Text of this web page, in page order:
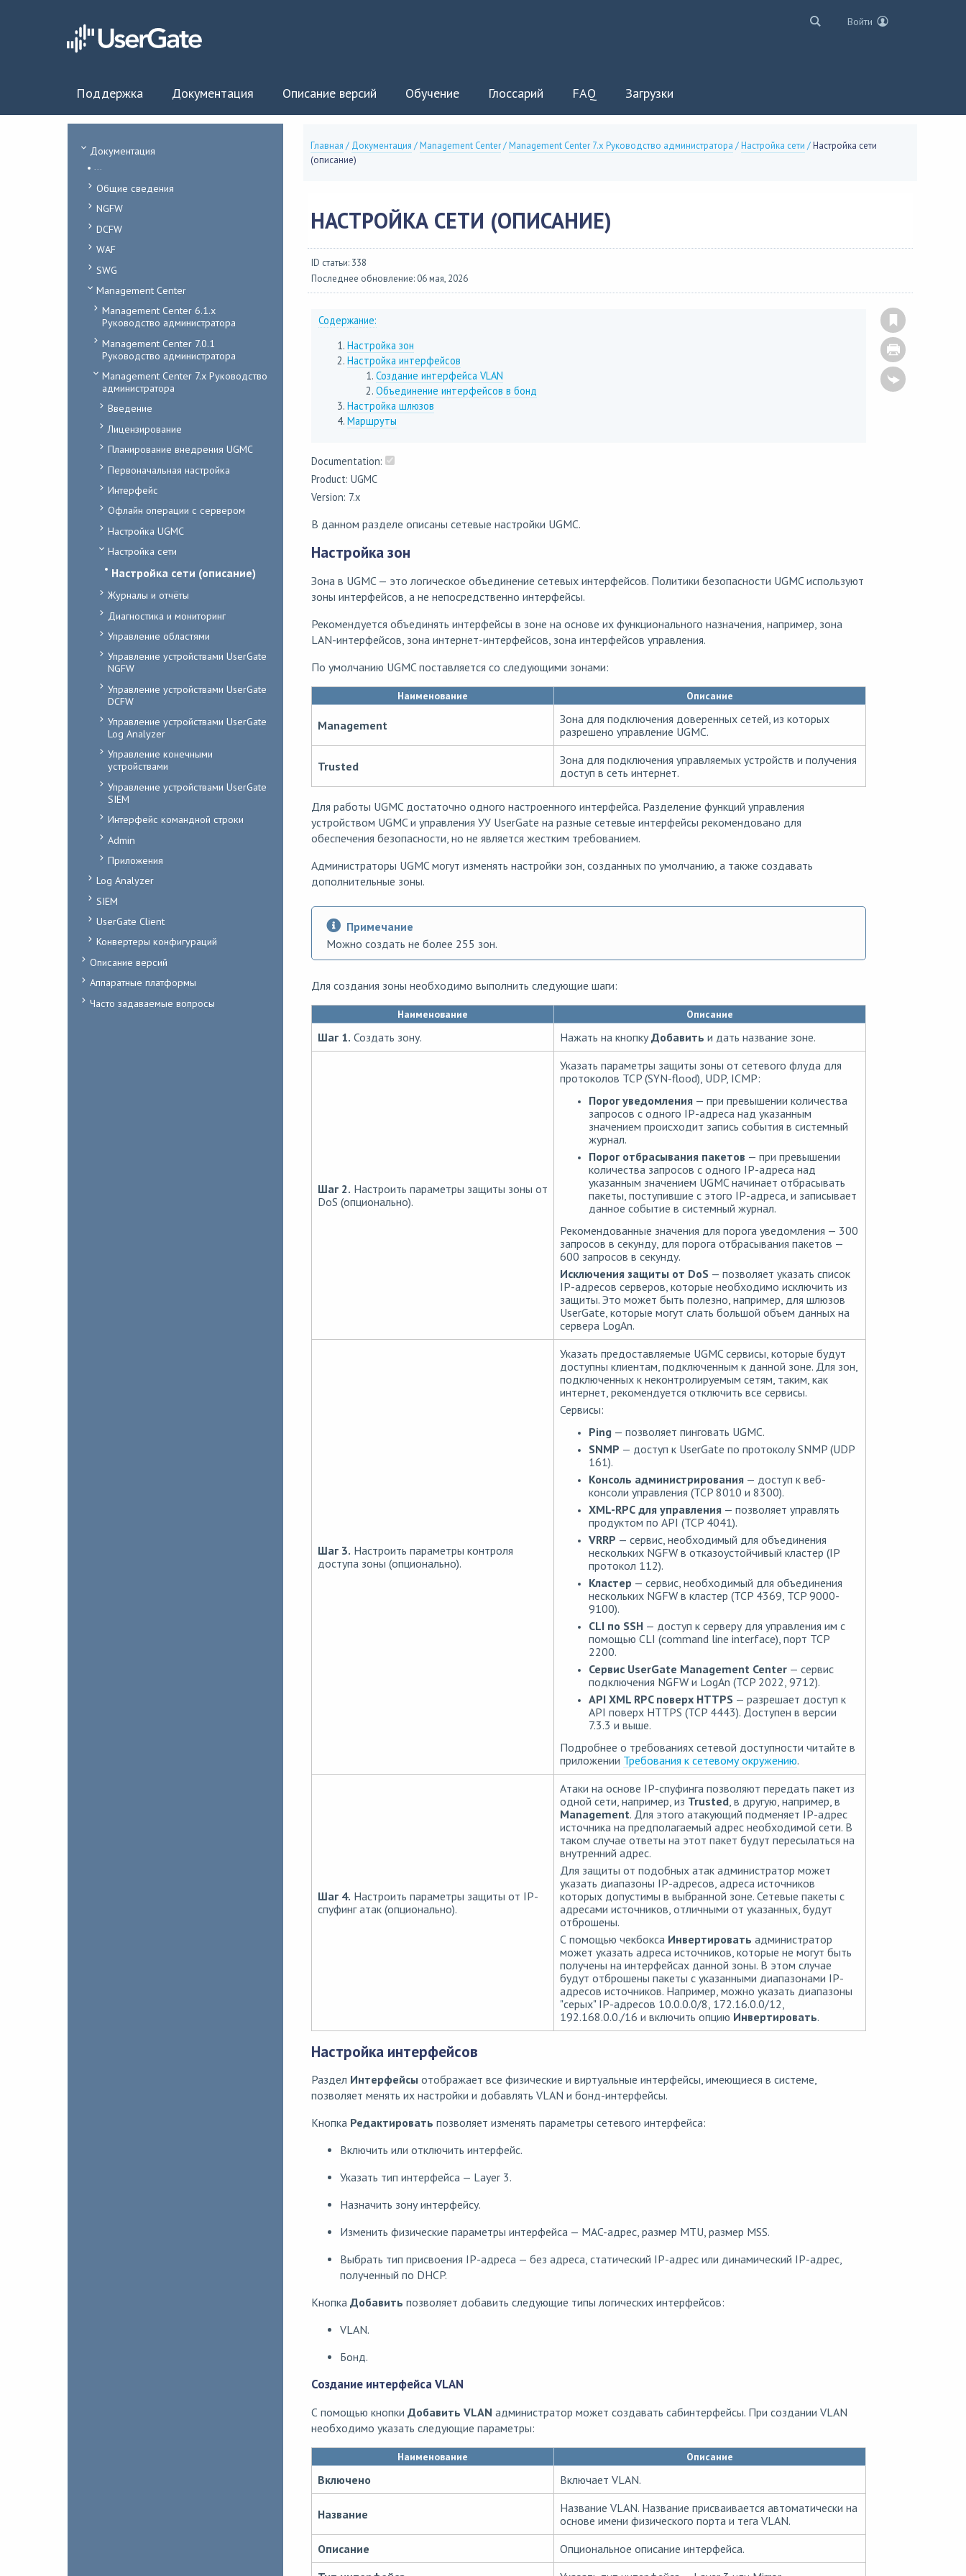
Войти
Поддержка Документация Описание версий Обучение Глоссарий FAQ Загрузки
Документация
...
Общие сведения
NGFW
DCFW
WAF
SWG
Management Center
Management Center 6.1.x
Руководство администратора
Management Center 7.0.1
Руководство администратора
Management Center 7.x Руководство
администратора
Введение
Лицензирование
Планирование внедрения UGMC
Первоначальная настройка
Интерфейс
Офлайн операции с сервером
Настройка UGMC
Настройка сети
Настройка сети (описание)
Журналы и отчёты
Диагностика и мониторинг
Управление областями
Управление устройствами UserGate
NGFW
Управление устройствами UserGate
DCFW
Управление устройствами UserGate
Log Analyzer
Управление конечными
устройствами
Управление устройствами UserGate
SIEM
Интерфейс командной строки
Admin
Приложения
Log Analyzer
SIEM
UserGate Client
Конвертеры конфигураций
Описание версий
Аппаратные платформы
Часто задаваемые вопросы
Главная / Документация /Management Center/Management Center 7.x Руководство администратора /Настройка сети /Настройка сети
(описание)
НАСТРОЙКА СЕТИ (ОПИСАНИЕ)
ID статьи: 338
Последнее обновление: 06 мая, 2026
Содержание:
Настройка зон
Настройка интерфейсов
Создание интерфейса VLAN
Объединение интерфейсов в бонд
Настройка шлюзов
Маршруты
Documentation:
Product: UGMC
Version: 7.x
В данном разделе описаны сетевые настройки UGMC.
Настройка зон
Зона в UGMC — это логическое объединение сетевых интерфейсов. Политики безопасности UGMC используют
зоны интерфейсов, а не непосредственно интерфейсы.
Рекомендуется объединять интерфейсы в зоне на основе их функционального назначения, например, зона
LAN-интерфейсов, зона интернет-интерфейсов, зона интерфейсов управления.
По умолчанию UGMC поставляется со следующими зонами:
Наименование Описание
Management
Зона для подключения доверенных сетей, из которых
разрешено управление UGMC.
Trusted
Зона для подключения управляемых устройств и получения
доступ в сеть интернет.
Для работы UGMC достаточно одного настроенного интерфейса. Разделение функций управления
устройством UGMC и управления УУ UserGate на разные сетевые интерфейсы рекомендовано для
обеспечения безопасности, но не является жестким требованием.
Администраторы UGMC могут изменять настройки зон, созданных по умолчанию, а также создавать
дополнительные зоны.
Примечание
Можно создать не более 255 зон.
Для создания зоны необходимо выполнить следующие шаги:
Наименование Описание
Шаг 1. Создать зону. Нажать на кнопкуДобавить и дать название зоне.
Шаг 2. Настроить параметры защиты зоны от
DoS (опционально).
Указать параметры защиты зоны от сетевого флуда для
протоколов TCP (SYN-flood), UDP, ICMP:
Порог уведомления— при превышении количества
запросов с одного IP-адреса над указанным
значением происходит запись события в системный
журнал.
Порог отбрасывания пакетов — при превышении
количества запросов с одного IP-адреса над
указанным значением UGMC начинает отбрасывать
пакеты, поступившие с этого IP-адреса, и записывает
данное событие в системный журнал.
Рекомендованные значения для порога уведомления — 300
запросов в секунду, для порога отбрасывания пакетов —
600 запросов в секунду.
Исключения защиты от DoS — позволяет указать список
IP-адресов серверов, которые необходимо исключить из
защиты. Это может быть полезно, например, для шлюзов
UserGate, которые могут слать большой объем данных на
сервера LogAn.
Шаг 3. Настроить параметры контроля
доступа зоны (опционально).
Указать предоставляемые UGMC сервисы, которые будут
доступны клиентам, подключенным к данной зоне. Для зон,
подключенных к неконтролируемым сетям, таким, как
интернет, рекомендуется отключить все сервисы.
Сервисы:
Ping— позволяет пинговать UGMC.
SNMP — доступ к UserGate по протоколу SNMP (UDP
161).
Консоль администрирования— доступ к веб-
консоли управления (TCP 8010 и 8300).
XML-RPC для управления— позволяет управлять
продуктом по API (TCP 4041).
VRRP — сервис, необходимый для объединения
нескольких NGFW в отказоустойчивый кластер (IP
протокол 112).
Кластер — сервис, необходимый для объединения
нескольких NGFW в кластер (TCP 4369, TCP 9000-
9100).
CLI по SSH— доступ к серверу для управления им с
помощью CLI (command line interface), порт TCP
2200.
Сервис UserGate Management Center— сервис
подключения NGFW и LogAn (TCP 2022, 9712).
API XML RPC поверх HTTPS — разрешает доступ к
API поверх HTTPS (TCP 4443). Доступен в версии
7.3.3 и выше.
Подробнее о требованиях сетевой доступности читайте в
приложении Требования к сетевому окружению.
Шаг 4. Настроить параметры защиты от IP-
спуфинг атак (опционально).
Атаки на основе IP-спуфинга позволяют передать пакет из
одной сети, например, из Trusted, в другую, например, в
Management. Для этого атакующий подменяет IP-адрес
источника на предполагаемый адрес необходимой сети. В
таком случае ответы на этот пакет будут пересылаться на
внутренний адрес.
Для защиты от подобных атак администратор может
указать диапазоны IP-адресов, адреса источников
которых допустимы в выбранной зоне. Сетевые пакеты с
адресами источников, отличными от указанных, будут
отброшены.
С помощью чекбокса Инвертировать администратор
может указать адреса источников, которые не могут быть
получены на интерфейсах данной зоны. В этом случае
будут отброшены пакеты с указанными диапазонами IP-
адресов источников. Например, можно указать диапазоны
"серых" IP-адресов 10.0.0.0/8, 172.16.0.0/12,
192.168.0.0./16 и включить опцию Инвертировать.
Настройка интерфейсов
Раздел Интерфейсыотображает все физические и виртуальные интерфейсы, имеющиеся в системе,
позволяет менять их настройки и добавлять VLAN и бонд-интерфейсы.
Кнопка Редактировать позволяет изменять параметры сетевого интерфейса:
Включить или отключить интерфейс.
Указать тип интерфейса — Layer 3.
Назначить зону интерфейсу.
Изменить физические параметры интерфейса — MAC-адрес, размер MTU, размер MSS.
Выбрать тип присвоения IP-адреса — без адреса, статический IP-адрес или динамический IP-адрес,
полученный по DHCP.
Кнопка Добавить позволяет добавить следующие типы логических интерфейсов:
VLAN.
Бонд.
Создание интерфейса VLAN
С помощью кнопки Добавить VLAN администратор может создавать сабинтерфейсы. При создании VLAN
необходимо указать следующие параметры:
Наименование Описание
Включено Включает VLAN.
Название
Название VLAN. Название присваивается автоматически на
основе имени физического порта и тега VLAN.
Описание
Опциональное описание интерфейса.